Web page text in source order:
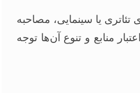
یا سینمایی، مصاحبه
منابع و تنوع آن‌ها توجه